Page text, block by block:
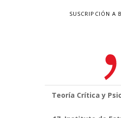
SUSCRIPCIÓN A
Teoría Crítica y